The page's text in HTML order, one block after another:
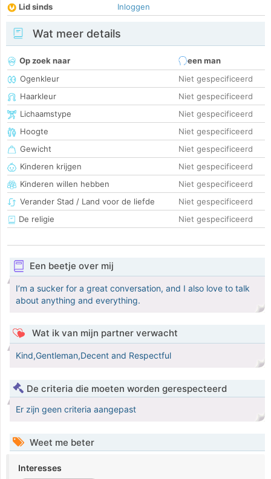
Lid sinds
Inloggen
Wat meer details
Op zoek naar
een man
Ogenkleur
Niet gespecificeerd
Haarkleur
Niet gespecificeerd
Lichaamstype
Niet gespecificeerd
Hoogte
Niet gespecificeerd
Gewicht
Niet gespecificeerd
Kinderen krijgen
Niet gespecificeerd
Kinderen willen hebben
Niet gespecificeerd
Verander Stad / Land voor de liefde
Niet gespecificeerd
De religie
Niet gespecificeerd
Een beetje over mij
I’m a sucker for a great conversation, and I also love to talk
about anything and everything.
Wat ik van mijn partner verwacht
Kind,Gentleman,Decent and Respectful
De criteria die moeten worden gerespecteerd
Er zijn geen criteria aangepast
Weet me beter
Interesses